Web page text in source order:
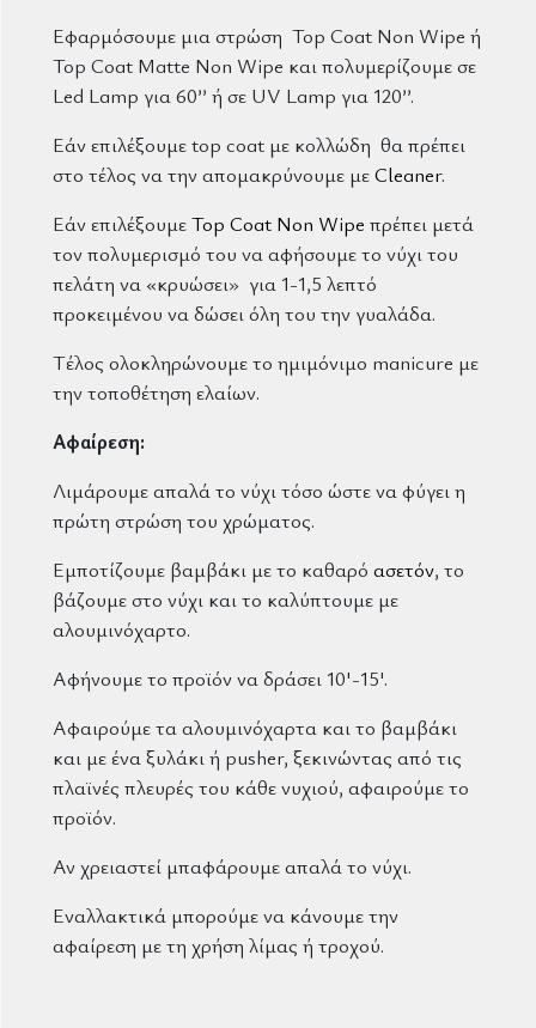
Εφαρμόσουμε μια στρώση Top Coat Non Wipe ή
Top Coat Matte Non Wipe και πολυμερίζουμε σε
Led Lamp για 60’’ ή σε UV Lamp για 120’’.
Εάν επιλέξουμε top coat με κολλώδη θα πρέπει
στο τέλος να την απομακρύνουμε μεCleaner.
Εάν επιλέξουμεTop Coat Non Wipe πρέπει μετά
τον πολυμερισμό του να αφήσουμε το νύχι του
πελάτη να «κρυώσει» για 1-1,5 λεπτό
προκειμένου να δώσει όλη του την γυαλάδα.
Τέλος ολοκληρώνουμε το ημιμόνιμο manicure με
την τοποθέτηση ελαίων.
Αφαίρεση:
Λιμάρουμε απαλά το νύχι τόσο ώστε να φύγει η
πρώτη στρώση του χρώματος.
Εμποτίζουμε βαμβάκι με το καθαρό ασετόν, το
βάζουμε στο νύχι και το καλύπτουμε με
αλουμινόχαρτο.
Αφήνουμε το προϊόν να δράσει 10'-15'.
Αφαιρούμε τα αλουμινόχαρτα και το βαμβάκι
και με ένα ξυλάκι ή pusher, ξεκινώντας από τις
πλαϊνές πλευρές του κάθε νυχιού, αφαιρούμε το
προϊόν.
Αν χρειαστεί μπαφάρουμε απαλά το νύχι.
Εναλλακτικά μπορούμε να κάνουμε την
αφαίρεση με τη χρήση λίμας ή τροχού.